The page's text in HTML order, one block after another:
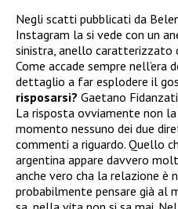
Negli scatti pubblicati da
Instagram la si vede con un
sinistra, anello caratterizzato
Come accade sempre nell’era
dettaglio a far esplodere il
risposarsi? Gaetano
La risposta ovviamente non
momento nessuno dei due
commenti a riguardo. Quello
argentina appare davvero
anche vero cha la relazione è
probabilmente pensare già al